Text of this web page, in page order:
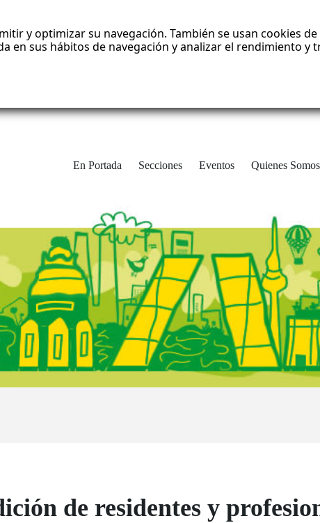
y optimizar su navegación. También se usan cookies
en sus hábitos de navegación y analizar el rendimiento y
En Portada Secciones Eventos Quienes Somos
de residentes y